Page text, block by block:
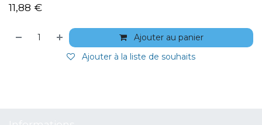
11,88 €
Ajouter au panier
Ajouter à la liste de souhaits